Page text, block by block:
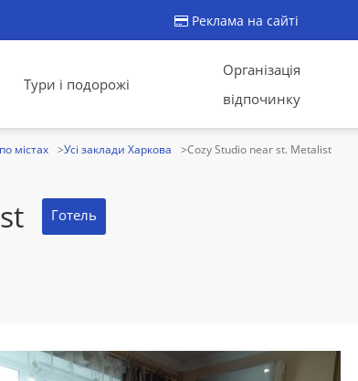
Реклама на сайті
Тури і подорожі
Організація
відпочинку
містах Усі заклади Харкова Cozy Studio near st. Metalist
Готель